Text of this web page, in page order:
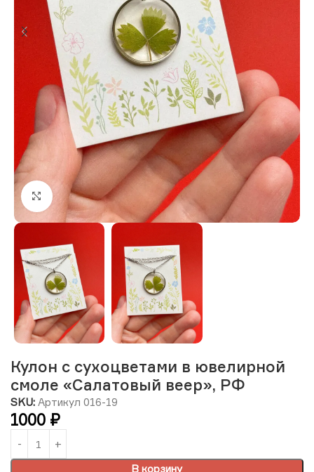
Нажмите, чтобы увеличить изображение
Кулон с сухоцветами в ювелирной
смоле «Салатовый веер», РФ
SKU: Артикул 016-19
1000 ₽
В корзину